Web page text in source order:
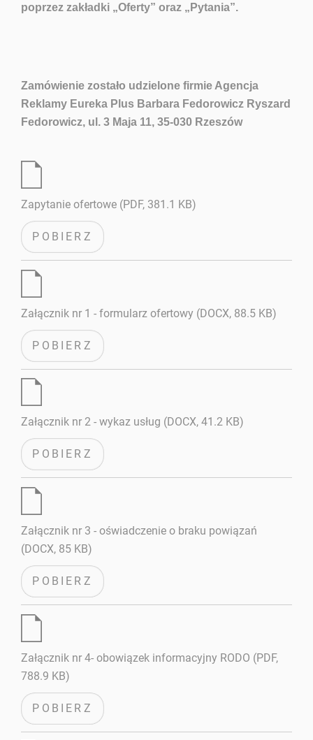
poprzez zakładki „Oferty” oraz „Pytania”.
Zamówienie zostało udzielone firmie Agencja
Reklamy Eureka Plus Barbara Fedorowicz Ryszard
Fedorowicz, ul. 3 Maja 11, 35-030 Rzeszów
Zapytanie ofertowe (PDF, 381.1 KB)
POBIERZ
Załącznik nr 1 - formularz ofertowy (DOCX, 88.5 KB)
POBIERZ
Załącznik nr 2 - wykaz usług (DOCX, 41.2 KB)
POBIERZ
Załącznik nr 3 - oświadczenie o braku powiązań
(DOCX, 85 KB)
POBIERZ
Załącznik nr 4- obowiązek informacyjny RODO (PDF,
788.9 KB)
POBIERZ